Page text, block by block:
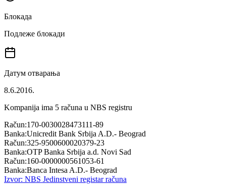
Блокада
Подлеже блокади
Датум отварања
8.6.2016.
Kompanija ima 5 računa u NBS registru
Račun:170-0030028473111-89
Banka:Unicredit Bank Srbija A.D.- Beograd
Račun:325-9500600020379-23
Banka:OTP Banka Srbija a.d. Novi Sad
Račun:160-0000000561053-61
Banka:Banca Intesa A.D.- Beograd
Izvor: NBS Jedinstveni registar računa